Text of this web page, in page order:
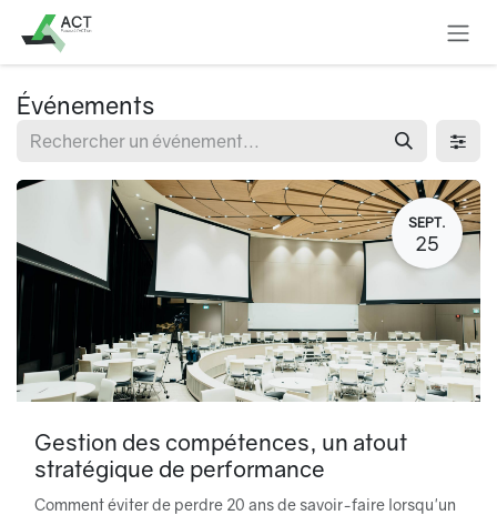
Se rendre au contenu
Événements
SEPT.
25
Gestion des compétences, un atout
stratégique de performance
Comment éviter de perdre 20 ans de savoir-faire lorsqu'un